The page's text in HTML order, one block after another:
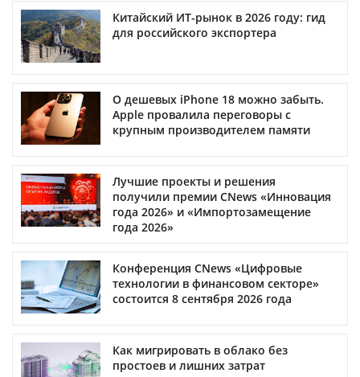
Китайский ИТ-рынок в 2026 году: гид
для российского экспортера
О дешевых iPhone 18 можно забыть.
Apple провалила переговоры с
крупным производителем памяти
Лучшие проекты и решения
получили премии CNews «Инновация
года 2026» и «Импортозамещение
года 2026»
Конференция CNews «Цифровые
технологии в финансовом секторе»
состоится 8 сентября 2026 года
Как мигрировать в облако без
простоев и лишних затрат